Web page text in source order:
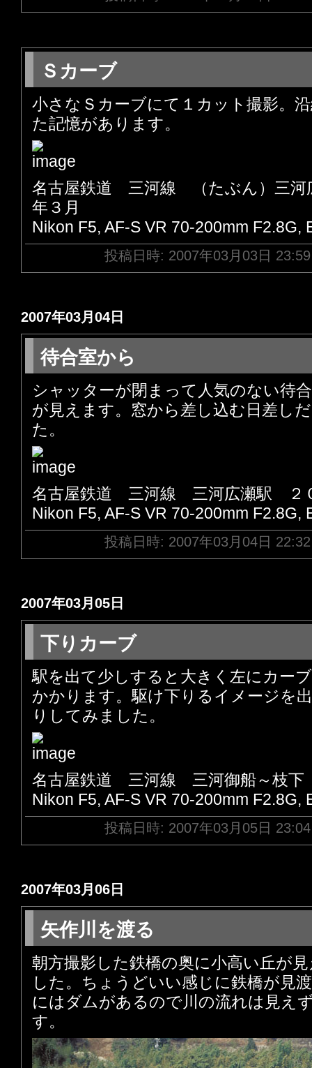
Ｓカーブ
小さなＳカーブにて１カット撮影。
た記憶があります。
名古屋鉄道 三河線 （たぶん）三河
年３月
Nikon F5, AF-S VR 70-200mm F2.8G,
投稿日時: 2007年03月03日
2007年03月04日
待合室から
シャッターが閉まって人気のない待
が見えます。窓から差し込む日差し
た。
名古屋鉄道 三河線 三河広瀬駅 ２
Nikon F5, AF-S VR 70-200mm F2.8G,
投稿日時: 2007年03月04日
2007年03月05日
下りカーブ
駅を出て少しすると大きく左にカー
かかります。駆け下りるイメージを
りしてみました。
名古屋鉄道 三河線 三河御船～枝下
Nikon F5, AF-S VR 70-200mm F2.8G,
投稿日時: 2007年03月05日
2007年03月06日
矢作川を渡る
朝方撮影した鉄橋の奥に小高い丘が
した。ちょうどいい感じに鉄橋が見
にはダムがあるので川の流れは見え
す。